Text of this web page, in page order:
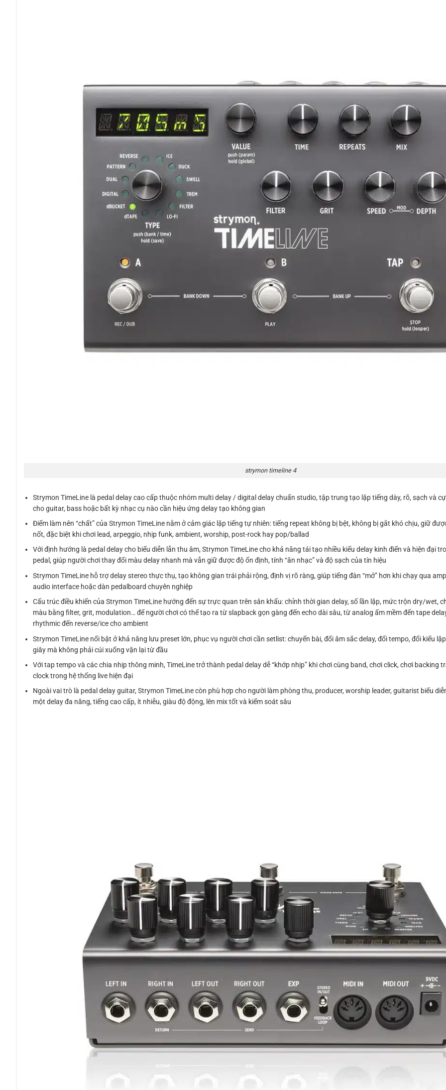
strymon timeline 4
Strymon TimeLine là pedal delay cao cấp thuộc nhóm multi delay / digital delay chuẩn studio, tập trung tạo lặp tiếng dày, rõ, sạch và
cho guitar, bass hoặc bất kỳ nhạc cụ nào cần hiệu ứng delay tạo không gian
Điểm làm nên “chất” của Strymon TimeLine nằm ở cảm giác lặp tiếng tự nhiên: tiếng repeat không bị bệt, không bị gắt khó chịu, giữ
nốt, đặc biệt khi chơi lead, arpeggio, nhịp funk, ambient, worship, post-rock hay pop/ballad
Với định hướng là pedal delay cho biểu diễn lẫn thu âm, Strymon TimeLine cho khả năng tái tạo nhiều kiểu delay kinh điển và hiện đại
pedal, giúp người chơi thay đổi màu delay nhanh mà vẫn giữ được độ ổn định, tính “ăn nhạc” và độ sạch của tín hiệu
Strymon TimeLine hỗ trợ delay stereo thực thụ, tạo không gian trái phải rộng, định vị rõ ràng, giúp tiếng đàn “mở” hơn khi chạy qua
audio interface hoặc dàn pedalboard chuyên nghiệp
Cấu trúc điều khiển của Strymon TimeLine hướng đến sự trực quan trên sân khấu: chỉnh thời gian delay, số lần lặp, mức trộn dry/wet,
màu bằng filter, grit, modulation… để người chơi có thể tạo ra từ slapback gọn gàng đến echo dài sâu, từ analog ấm mềm đến tape
rhythmic đến reverse/ice cho ambient
Strymon TimeLine nổi bật ở khả năng lưu preset lớn, phục vụ người chơi cần setlist: chuyển bài, đổi âm sắc delay, đổi tempo, đổi kiểu
giây mà không phải cúi xuống vặn lại từ đầu
Với tap tempo và các chia nhịp thông minh, TimeLine trở thành pedal delay dễ “khớp nhịp” khi chơi cùng band, chơi click, chơi backing
clock trong hệ thống live hiện đại
Ngoài vai trò là pedal delay guitar, Strymon TimeLine còn phù hợp cho người làm phòng thu, producer, worship leader, guitarist biểu
một delay đa năng, tiếng cao cấp, ít nhiễu, giàu độ động, lên mix tốt và kiểm soát sâu